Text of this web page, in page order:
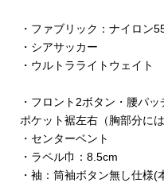
・ファブリック：ナイロ
・シアサッカー
・ウルトラライトウェイト
・フロント2ボタン・腰パ
ポケット裾左右（胸部分には
・センターベント
・ラペル巾：8.5cm
・袖：筒袖ボタン無し仕様